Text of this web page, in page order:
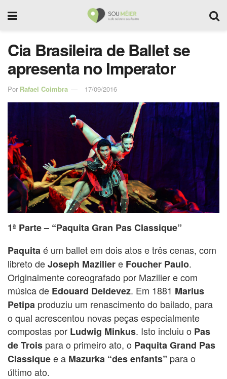
Cia Brasileira de Ballet se
apresenta no Imperator
Por Rafael Coimbra 17/09/2016
1ª Parte – “Paquita Gran Pas Classique”
Paquitaé um ballet em dois atos e três cenas, com
libreto deJoseph Maziliere Foucher Paulo.
Originalmente coreografado por Mazilier e com
música de Edouard Deldevez. Em 1881 Marius
Petipa produziu um renascimento do bailado, para
o qual acrescentou novas peças especialmente
compostas por Ludwig Minkus. Isto incluiu o Pas
de Trois para o primeiro ato, o Paquita Grand Pas
Classiquee a Mazurka “des enfants” para o
último ato.